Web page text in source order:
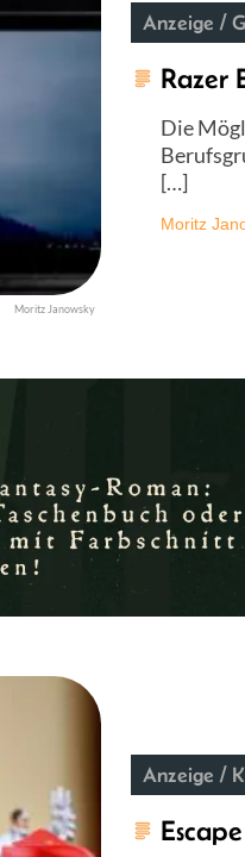
Moritz Janowsky
Anzeige /
Razer
Die
[…]
Moritz
Anzeige /